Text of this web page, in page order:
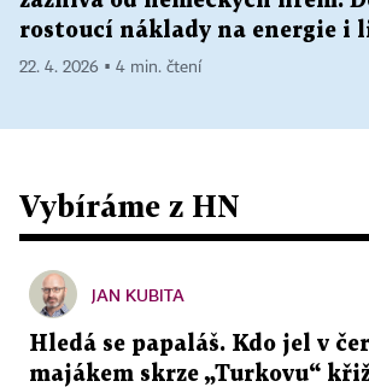
rostoucí náklady na energie i
22. 4. 2026 ▪ 4 min. čtení
Vybíráme z HN
JAN KUBITA
Hledá se papaláš. Kdo jel v
majákem skrze „Turkovu“